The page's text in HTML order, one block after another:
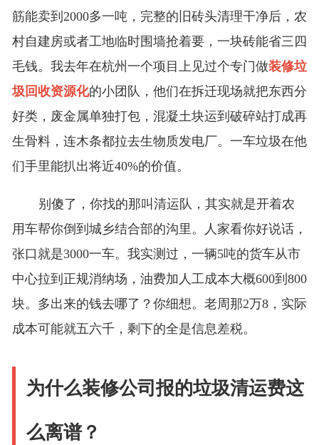
筋能卖到2000多一吨，完整的旧砖头清理干净后，农
村自建房或者工地临时围墙抢着要，一块砖能省三四
毛钱。我去年在杭州一个项目上见过个专门做装修垃
圾回收资源化的小团队，他们在拆迁现场就把东西分
好类，废金属单独打包，混凝土块运到破碎站打成再
生骨料，连木条都拉去生物质发电厂。一车垃圾在他
们手里能扒出将近40%的价值。
别傻了，你找的那叫清运队，其实就是开着农
用车帮你倒到城乡结合部的沟里。人家看你好说话，
张口就是3000一车。我实测过，一辆5吨的货车从市
中心拉到正规消纳场，油费加人工成本大概600到800
块。多出来的钱去哪了？你细想。老周那2万8，实际
成本可能就五六千，剩下的全是信息差税。
为什么装修公司报的垃圾清运费这
么离谱？